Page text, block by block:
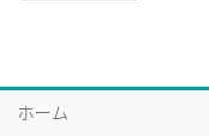
ホーム